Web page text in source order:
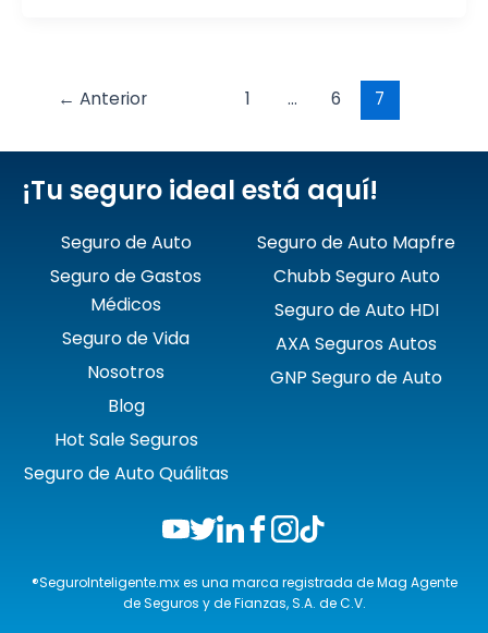
← Anterior 1 … 6 7
¡Tu seguro ideal está aquí!
Seguro de Auto
Seguro de Gastos
Médicos
Seguro de Vida
Nosotros
Blog
Hot Sale Seguros
Seguro de Auto Quálitas
Seguro de Auto Mapfre
Chubb Seguro Auto
Seguro de Auto HDI
AXA Seguros Autos
GNP Seguro de Auto
®SeguroInteligente.mx es una marca registrada de Mag Agente
de Seguros y de Fianzas, S.A. de C.V.